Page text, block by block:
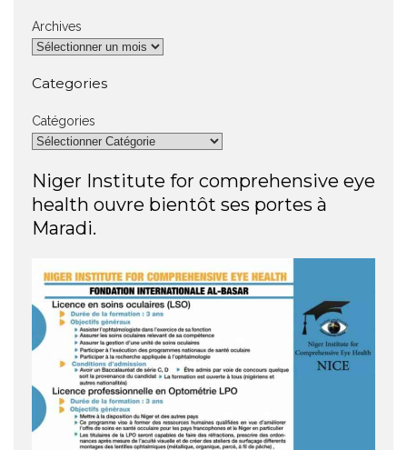
Archives
Categories
Catégories
Niger Institute for comprehensive eye
health ouvre bientôt ses portes à
Maradi.